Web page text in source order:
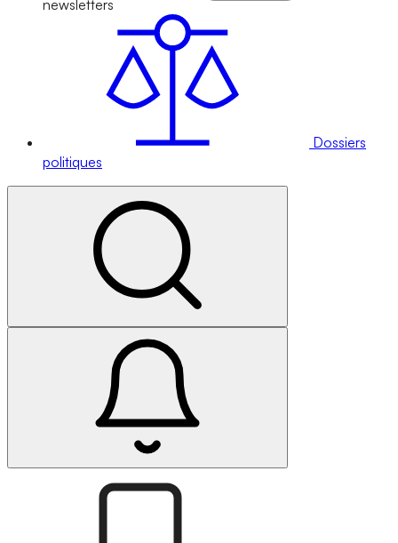
newsletters
Dossiers
politiques